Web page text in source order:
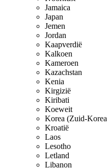
Jamaica
Japan
Jemen
Jordan
Kaapverdië
Kalkoen
Kameroen
Kazachstan
Kenia
Kirgizië
Kiribati
Koeweit
Korea (Zuid-
Kroatië
Laos
Lesotho
Letland
Libanon